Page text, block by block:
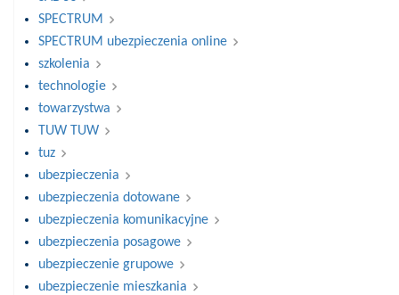
SPECTRUM
SPECTRUM ubezpieczenia online
szkolenia
technologie
towarzystwa
TUW TUW
tuz
ubezpieczenia
ubezpieczenia dotowane
ubezpieczenia komunikacyjne
ubezpieczenia posagowe
ubezpieczenie grupowe
ubezpieczenie mieszkania